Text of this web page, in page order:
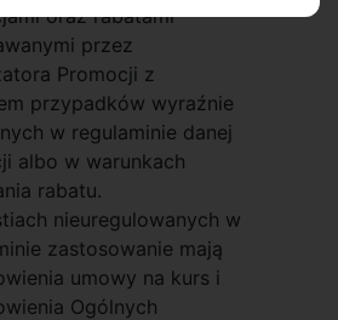
oraz rabatami
przez
Promocji z
przypadków wyraźnie
w regulaminie danej
albo w warunkach
rabatu.
nieuregulowanych w
zastosowanie mają
umowy na kurs i
Ogólnych